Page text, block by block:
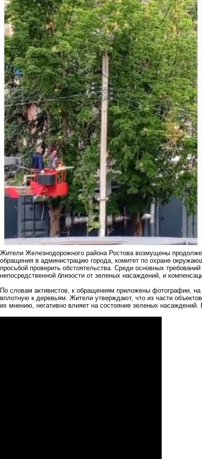
Жители Железнодорожного района Ростова возмущены
обращения в администрацию города, комитет по охране
просьбой проверить обстоятельства. Среди основных
непосредственной близости от зеленых насаждений, и
По словам активистов, к обращениям приложены фотографии,
вплотную к деревьям. Жители утверждают, что из части
их мнению, негативно влияет на состояние зеленых